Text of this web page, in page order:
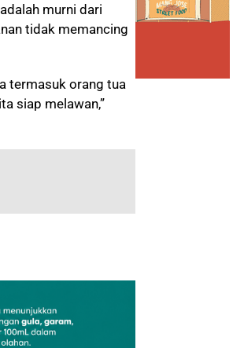
murni dari
tidak memancing
termasuk orang tua
siap melawan,”